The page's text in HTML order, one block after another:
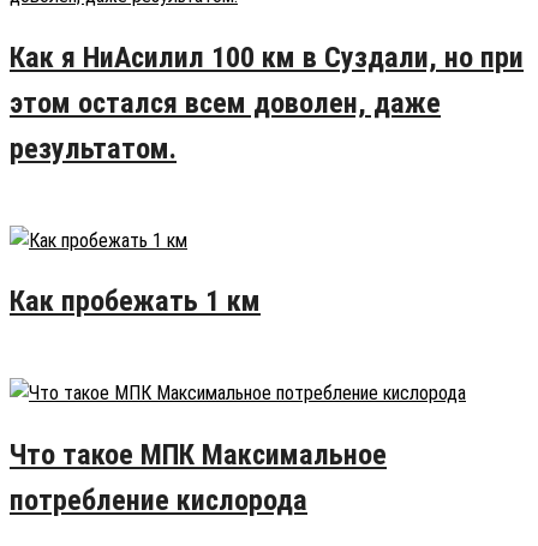
Как я НиАсилил 100 км в Суздали, но при
этом остался всем доволен, даже
результатом.
Как пробежать 1 км
Что такое МПК Максимальное
потребление кислорода